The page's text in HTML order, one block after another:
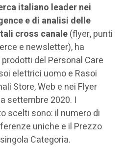
italiano leader nei
e di analisi delle
cross canale(flyer, punti
e newsletter), ha
del Personal Care
elettrici uomo e Rasoi
Store, Web e nei Flyer
settembre 2020. I
scelti sono: il numero di
uniche e il Prezzo
Categoria.